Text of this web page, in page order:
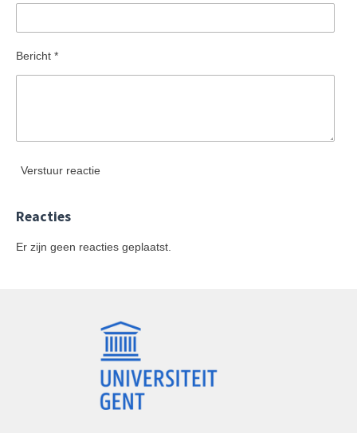
Bericht *
Verstuur reactie
Reacties
Er zijn geen reacties geplaatst.